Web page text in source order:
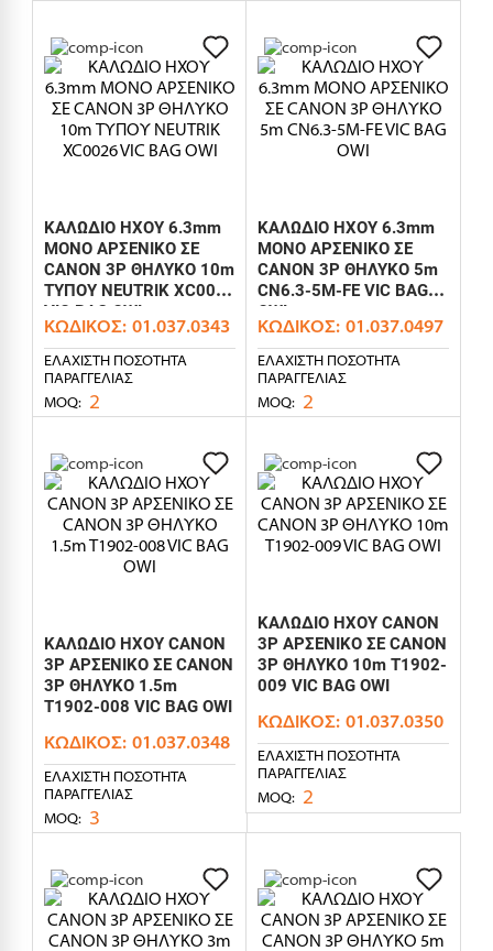
ΚΑΛΩΔΙΟ ΗΧΟΥ 6.3mm
MONO ΑΡΣΕΝΙΚΟ ΣΕ
CANON 3P ΘΗΛΥΚΟ 10m
ΤΥΠΟΥ NEUTRIK XC0026
VIC BAG OWI
ΚΩΔΙΚΌΣ: 01.037.0343
ΕΛΆΧΙΣΤΗ ΠΟΣΌΤΗΤΑ
ΠΑΡΑΓΓΕΛΊΑΣ
MOQ: 2
ΚΑΛΩΔΙΟ ΗΧΟΥ 6.3mm
MONO ΑΡΣΕΝΙΚΟ ΣΕ
CANON 3P ΘΗΛΥΚΟ 5m
CN6.3-5M-FE VIC BAG
OWI
ΚΩΔΙΚΌΣ: 01.037.0497
ΕΛΆΧΙΣΤΗ ΠΟΣΌΤΗΤΑ
ΠΑΡΑΓΓΕΛΊΑΣ
MOQ: 2
ΚΑΛΩΔΙΟ ΗΧΟΥ CANON
3P ΑΡΣΕΝΙΚΟ ΣΕ CANON
3P ΘΗΛΥΚΟ 1.5m
T1902-008 VIC BAG OWI
ΚΩΔΙΚΌΣ: 01.037.0348
ΕΛΆΧΙΣΤΗ ΠΟΣΌΤΗΤΑ
ΠΑΡΑΓΓΕΛΊΑΣ
MOQ: 3
ΚΑΛΩΔΙΟ ΗΧΟΥ CANON
3P ΑΡΣΕΝΙΚΟ ΣΕ CANON
3P ΘΗΛΥΚΟ 10m T1902-
009 VIC BAG OWI
ΚΩΔΙΚΌΣ: 01.037.0350
ΕΛΆΧΙΣΤΗ ΠΟΣΌΤΗΤΑ
ΠΑΡΑΓΓΕΛΊΑΣ
MOQ: 2